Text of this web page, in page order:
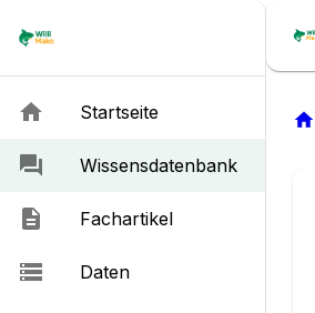
Startseite
Wissensdatenbank
Fachartikel
Daten